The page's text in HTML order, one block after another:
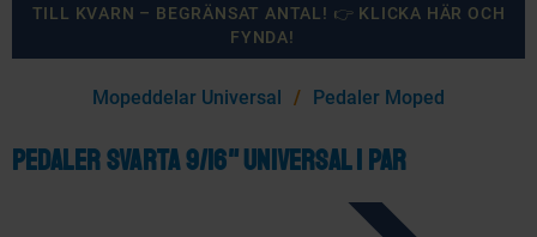
TILL KVARN – BEGRÄNSAT ANTAL! 👉 KLICKA HÄR OCH
FYNDA!
KANSKE NÅGON AV DESSA PRODUKTER KAN INTRESSERA
DIG?
Mopeddelar Universal Pedaler Moped
Pedaler Svarta 9/16" Universal 1 par